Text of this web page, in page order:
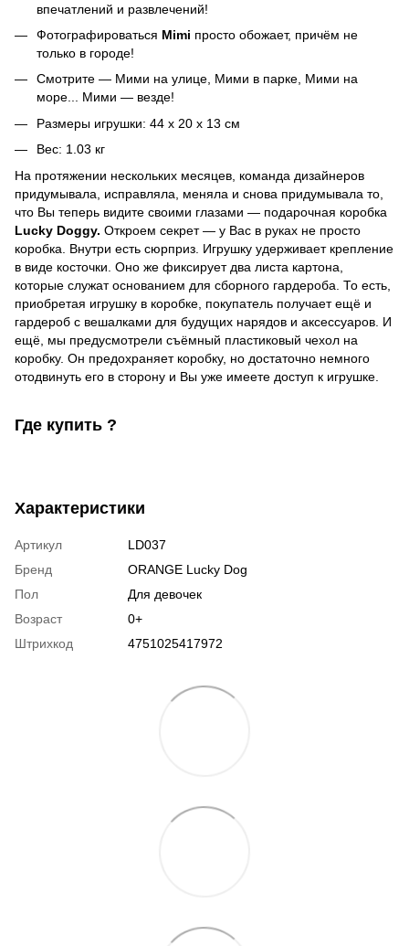
впечатлений и развлечений!
Фотографироваться Mimi просто обожает, причём не
только в городе!
Смотрите — Мими на улице, Мими в парке, Мими на
море... Мими — везде!
Размеры игрушки: 44 х 20 х 13 см
Вес: 1.03 кг
На протяжении нескольких месяцев, команда дизайнеров
придумывала, исправляла, меняла и снова придумывала то,
что Вы теперь видите своими глазами — подарочная коробка
Lucky Doggy. Откроем секрет — у Вас в руках не просто
коробка. Внутри есть сюрприз. Игрушку удерживает крепление
в виде косточки. Оно же фиксирует два листа картона,
которые служат основанием для сборного гардероба. То есть,
приобретая игрушку в коробке, покупатель получает ещё и
гардероб с вешалками для будущих нарядов и аксессуаров. И
ещё, мы предусмотрели съёмный пластиковый чехол на
коробку. Он предохраняет коробку, но достаточно немного
отодвинуть его в сторону и Вы уже имеете доступ к игрушке.
Где купить ?
Характеристики
Артикул
LD037
Бренд
ORANGE Lucky Dog
Пол
Для девочек
Возраст
0+
Штрихкод
4751025417972